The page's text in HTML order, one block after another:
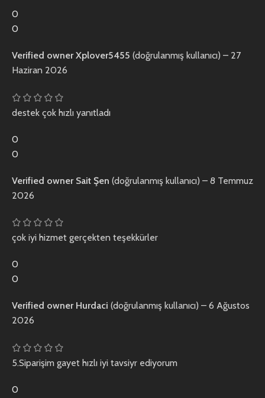
0
0
Verified ownerXplover5455 (doğrulanmış kullanıcı) – 27
Haziran 2026
destek çok hızlı yanıtladı
0
0
Verified owner Sait Şen (doğrulanmış kullanıcı) – 8 Temmuz
2026
çok iyi hizmet gerçekten teşekkürler
0
0
Verified owner Hurdaci (doğrulanmış kullanıcı) – 6 Ağustos
2026
5.Siparişim gayet hızlı iyi tavsiyr ediyorum
0